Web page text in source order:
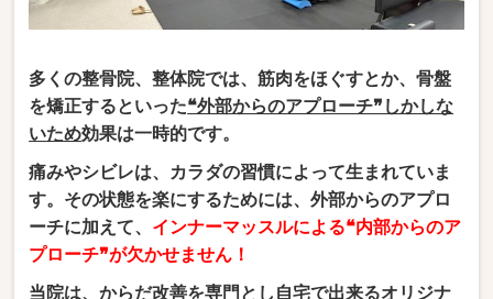
多くの整骨院、整体院では、筋肉をほぐすとか、骨盤
を矯正するといった❝外部からのアプローチ❞しかしな
いため効果は一時的です。
痛みやシビレは、カラダの習慣によって生まれていま
す。その状態を楽にするためには、外部からのアプロ
ーチに加えて、 インナーマッスルによる❝内部からのア
プローチ❞が欠かせません！
当院は、からだ改善を専門とし自宅で出来るオリジナ